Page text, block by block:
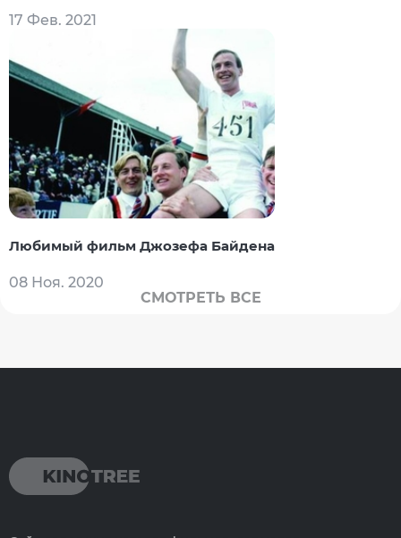
17 Фев. 2021
Любимый фильм Джозефа Байдена
08 Ноя. 2020
СМОТРЕТЬ ВСЕ